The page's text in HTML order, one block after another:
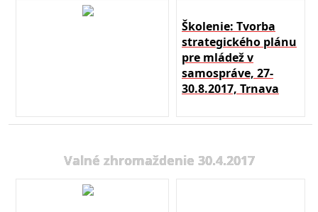
Školenie: Tvorba
strategického plánu
pre mládež v
samospráve, 27-
30.8.2017, Trnava
Valné zhromaždenie 30.4.2017